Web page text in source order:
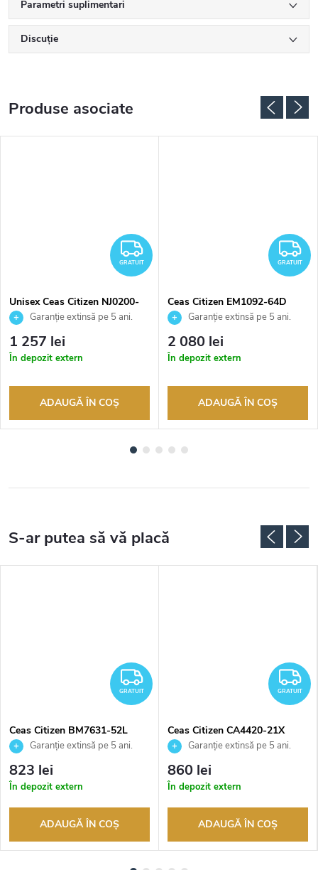
Parametri suplimentari
Discuţie
Produse asociate
GRATUIT
GRATUIT
Unisex Ceas Citizen NJ0200-
50WGaranție extinsă pe 5 ani.
Până la 100 de zile pentru
returnarea bunurilor. Vânzător
autorizat
1 257 lei
În depozit extern
ADAUGĂ ÎN COŞ
GRATUIT
Ceas Citizen EM1092-64D
Garanție extinsă pe 5 ani.
Până la 100 de zile pentru
returnarea bunurilor. Vânzător
autorizat
2 080 lei
În depozit extern
ADAUGĂ ÎN COŞ
GRATUIT
GRATUIT
Ceas Citizen BM7631-52L
Garanție extinsă pe 5 ani.
Până la 100 de zile pentru
returnarea bunurilor. Vânzător
autorizat
823 lei
În depozit extern
ADAUGĂ ÎN COŞ
GRATUIT
Ceas Citizen CA4420-21X
Garanție extinsă pe 5 ani.
Până la 100 de zile pentru
returnarea bunurilor. Vânzător
autorizat
860 lei
În depozit extern
ADAUGĂ ÎN COŞ